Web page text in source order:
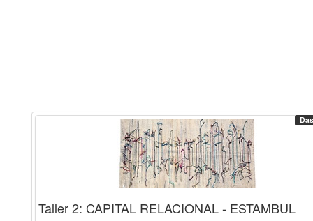
Taller 2: CAPITAL RELACIONAL - ESTAMBUL